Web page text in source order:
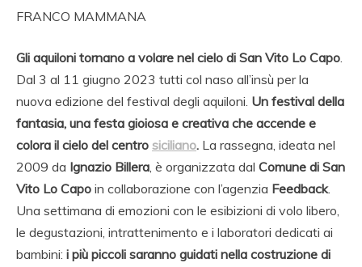
FRANCO MAMMANA
Gli aquiloni tornano a volare nel cielo di San Vito Lo Capo.
Dal 3 al 11 giugno 2023 tutti col naso all’insù per la
nuova edizione del festival degli aquiloni. Un festival della
fantasia, una festa gioiosa e creativa che accende e
colora il cielo del centro siciliano. La rassegna, ideata nel
2009 da Ignazio Billera, è organizzata dal Comune di San
Vito Lo Capo in collaborazione con l’agenzia Feedback.
Una settimana di emozioni con le esibizioni di volo libero,
le degustazioni, intrattenimento e i laboratori dedicati ai
bambini: i più piccoli saranno guidati nella costruzione di